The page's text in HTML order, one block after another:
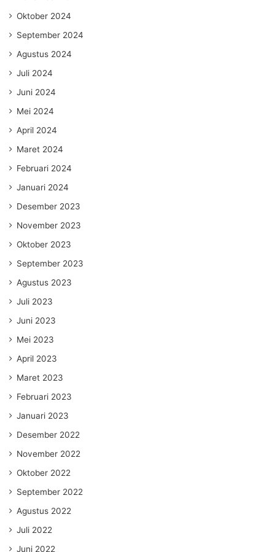
Oktober 2024
September 2024
Agustus 2024
Juli 2024
Juni 2024
Mei 2024
April 2024
Maret 2024
Februari 2024
Januari 2024
Desember 2023
November 2023
Oktober 2023
September 2023
Agustus 2023
Juli 2023
Juni 2023
Mei 2023
April 2023
Maret 2023
Februari 2023
Januari 2023
Desember 2022
November 2022
Oktober 2022
September 2022
Agustus 2022
Juli 2022
Juni 2022